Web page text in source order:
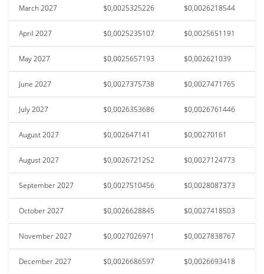
March 2027 $0,0025325226 $0,0026218544
April 2027 $0,0025235107 $0,0025651191
May 2027 $0,0025657193 $0,002621039
June 2027 $0,0027375738 $0,0027471765
July 2027 $0,0026353686 $0,0026761446
August 2027 $0,002647141 $0,00270161
August 2027 $0,0026721252 $0,0027124773
September 2027 $0,0027510456 $0,0028087373
October 2027 $0,0026628845 $0,0027418503
November 2027 $0,0027026971 $0,0027838767
December 2027 $0,0026686597 $0,0026693418